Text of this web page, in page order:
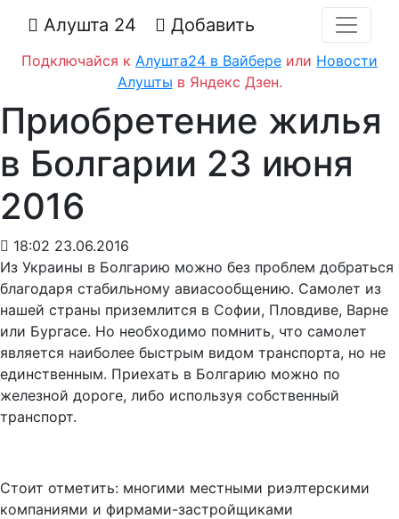
Алушта 24 Добавить
Подключайся к Алушта24 в Вайбере или Новости
Алушты в Яндекс Дзен.
Приобретение жилья
в Болгарии 23 июня
2016
18:02 23.06.2016
Из Украины в Болгарию можно без проблем добраться
благодаря стабильному авиасообщению. Самолет из
нашей страны приземлится в Софии, Пловдиве, Варне
или Бургасе. Но необходимо помнить, что самолет
является наиболее быстрым видом транспорта, но не
единственным. Приехать в Болгарию можно по
железной дороге, либо используя собственный
транспорт.
Стоит отметить: многими местными риэлтерскими
компаниями и фирмами-застройщиками